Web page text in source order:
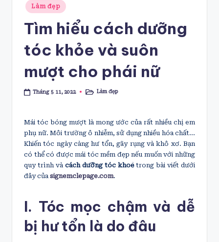
Posted
in
Làm đẹp
Tìm hiểu cách dưỡng
tóc khỏe và suôn
mượt cho phái nữ
Tháng 5 11, 2022
PostedLàm đẹp
Mái tóc bóng mượt là mong ước của rất nhiều chị em
phụ nữ. Môi trường ô nhiễm, sử dụng nhiều hóa chất…
Khiến tóc ngày càng hư tổn, gãy rụng và khô xơ. Bạn
có thể có được mái tóc mềm đẹp nếu muốn với những
quy trình và cách dưỡng tóc khoẻ trong bài viết dưới
đây của signemclepage.com.
I. Tóc mọc chậm và dễ
bị hư tổn là do đâu